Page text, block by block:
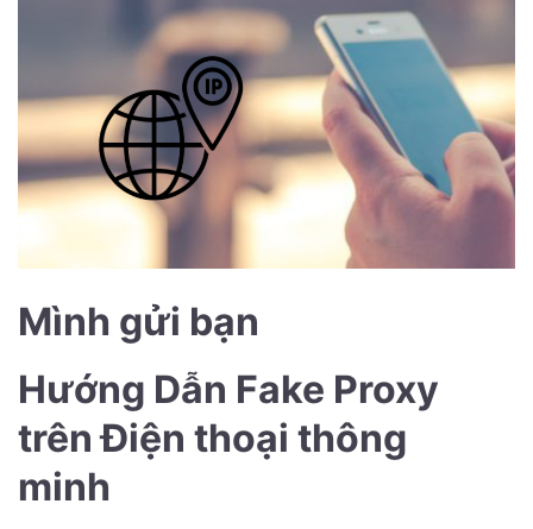
Mình gửi bạn
Hướng Dẫn Fake Proxy
trên Điện thoại thông
minh